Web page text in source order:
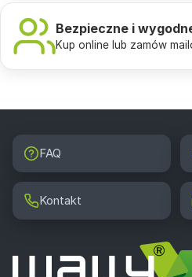
Bezpieczne i
Kup online lub zamów
FAQ
Kontakt